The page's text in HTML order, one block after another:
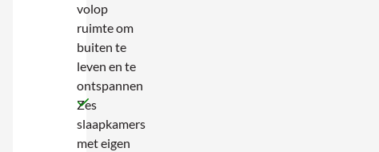
volop
ruimte om
buiten te
leven en te
ontspannen
Zes
slaapkamers
met eigen